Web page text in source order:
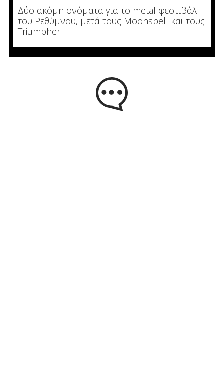
Δύο ακόμη ονόματα για το metal φεστιβάλ
του Ρεθύμνου, μετά τους Μoonspell και τους
Triumpher